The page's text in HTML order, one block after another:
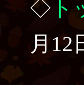
◇ ト
月12